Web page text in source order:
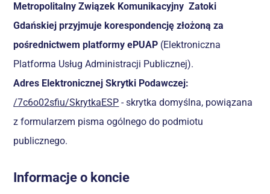
Metropolitalny Związek Komunikacyjny Zatoki
Gdańskiej przyjmuje korespondencję złożoną za
pośrednictwem platformy ePUAP (Elektroniczna
Platforma Usług Administracji Publicznej).
Adres Elektronicznej Skrytki Podawczej:
/7c6o02sfiu/SkrytkaESP - skrytka domyślna, powiązana
z formularzem pisma ogólnego do podmiotu
publicznego.
Informacje o koncie